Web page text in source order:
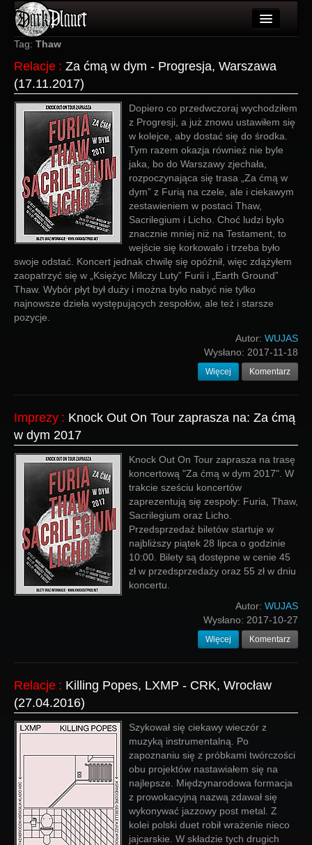
Artykuły
Użytkownicy
Wydarzenia
Galeria
Forum
Więcej
Login
Tag: Thaw
Relacje : Za ćmą w dym - Progresja, Warszawa
(17.11.2017)
Dopiero co przedwczoraj wychodziłem
z Progresji, a już znowu ustawiłem się
w kolejce, aby dostać się do środka.
Tym razem okazja również nie byle
jaka, bo do Warszawy zjechała,
rozpoczynająca się trasa „Za ćmą w
dym” z Furią na czele, ale i ciekawym
zestawieniem w postaci Thaw,
Sacrilegium i Licho. Choć ludzi było
znacznie mniej niż na Testament, to
wejście się korkowało i trzeba było
swoje odstać. Koncert jednak chwilę się opóźnił, więc zdążyłem
zaopatrzyć się w „Księżyc Milczy Luty” Furii i „Earth Ground”
Thaw. Wybór płyt był duży i można było nabyć nie tylko
najnowsze dzieła występujących zespołów, ale też i starsze
pozycje.
Autor: WUJAS
Wysłano: 2017-11-18
Więcej Komentarz
Imprezy : Knock Out On Tour zaprasza na: Za ćmą
w dym 2017
Knock Out On Tour zaprasza na trasę
koncertową "Za ćmą w dym 2017". W
trakcie sześciu koncertów
zaprezentują się zespoły: Furia, Thaw,
Sacrilegium oraz Licho.
Przedsprzedaż biletów startuje w
najbliższy piątek 28 lipca o godzinie
10:00. Bilety są dostępne w cenie 45
zł w przedsprzedaży oraz 55 zł w dniu
koncertu.
Autor: WUJAS
Wysłano: 2017-10-27
Więcej Komentarz
Relacje : Killing Popes, LXMP - CRK, Wrocław
(27.04.2016)
Szykował się ciekawy wieczór z
muzyką instrumentalną. Po
zapoznaniu się z próbkami twórczości
obu projektów nastawiałem się na
najlepsze. Międzynarodowa formacja
z prowokacyjną nazwą zdawał się
wykonywać jazzowy post metal. Z
kolei polski duet robił wrażenie nieco
jajcarskie. W składzie tych drugich